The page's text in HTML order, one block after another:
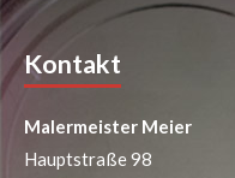
Kontakt
Malermeister Meier
Hauptstraße 98